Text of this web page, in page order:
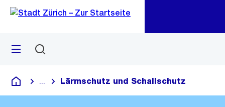
Navigation
Sprunglink
Menü
Deutsch
Blende alle Breadcrumbs ein
Lärmschutz und Schallschutz